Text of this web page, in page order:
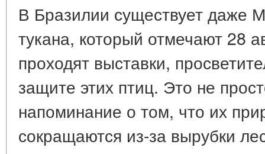
В Бразилии существует даже
тукана, который отмечают 28
проходят выставки,
защите этих птиц. Это не
напоминание о том, что их
сокращаются из-за вырубки